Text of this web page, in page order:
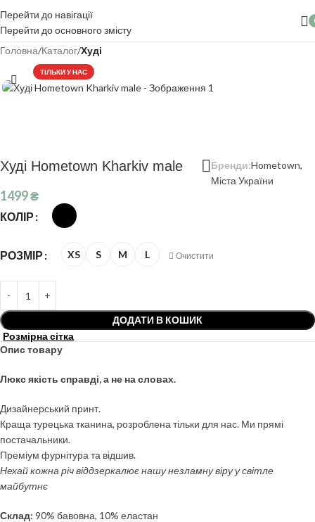
Перейти до навігації
Перейти до основного змісту
Головна Каталог Худі
ТІЛЬКИ У НАС
Худі Hometown Kharkiv male Бренди:Hometown,
Міста України
1499₴
КОЛІР
РОЗМІР XS S M L Очистити
ДОДАТИ В КОШИК
Розмірна сітка
Опис товару
Люкс якість справді, а не на словах.
Дизайнерський принт.
Краща турецька тканина, розроблена тільки для нас. Ми прямі
постачальники.
Преміум фурнітура та відшив.
Нехай кожна річ віддзеркалює нашу незламну віру у світле
майбутнє
Склад: 90% бавовна, 10% еластан